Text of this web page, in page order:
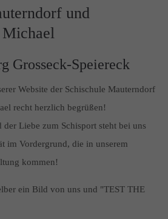
und
Michael
Grosseck-Speiereck
Website der Schischule Mauterndorf
recht herzlich begrüßen!
Liebe zum Schisport steht bei uns
Vordergrund, die in unserem
kommen!
ein Bild von uns und "TEST THE